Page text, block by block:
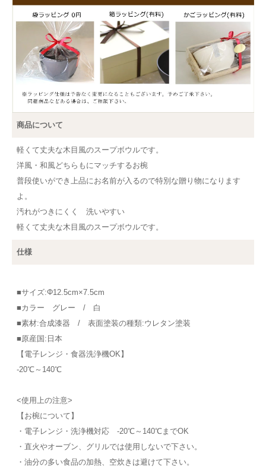
商品について
軽くて丈夫な木目風のスープボウルです。
洋風・和風どちらもにマッチするお椀
普段使いができ上品にお名前が入るので特別な贈り物になります
よ。
汚れがつきにくく 洗いやすい
軽くて丈夫な木目風のスープボウルです。
仕様
■サイズ:Φ12.5cm×7.5cm
■カラー グレー / 白
■素材:合成漆器 / 表面塗装の種類:ウレタン塗装
■原産国:日本
【電子レンジ・食器洗浄機OK】
-20℃～140℃
<使用上の注意>
【お椀について】
・電子レンジ・洗浄機対応 -20℃～140℃までOK
・直火やオーブン、グリルでは使用しないで下さい。
・油分の多い食品の加熱、空炊きは避けて下さい。